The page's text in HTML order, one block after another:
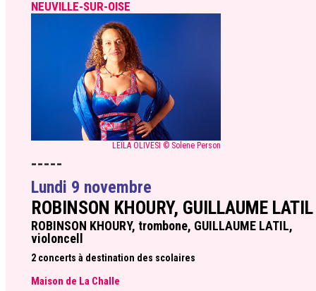
NEUVILLE-SUR-OISE
LEÏLA OLIVESI © Solene Person
-----
Lundi 9 novembre
ROBINSON KHOURY, GUILLAUME LATIL
ROBINSON KHOURY, trombone, GUILLAUME LATIL,
violoncell
2 concerts à destination des scolaires
Maison de La Challe